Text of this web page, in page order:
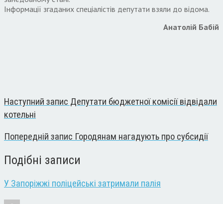
Інформації згаданих спеціалістів депутати взяли до відома.
Анатолій Бабій
Наступний запис Депутати бюджетної комісії відвідали
котельні
Попередній запис Городянам нагадують про субсидії
Подібні записи
У Запоріжжі поліцейські затримали палія